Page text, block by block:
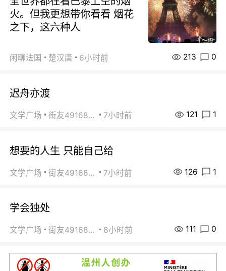
火。但我更想带你看看 烟花
之下，这六种人
闲聊法国 楚汉唐 6小时前 213 0
迟舟亦渡
文学广场 街友49168527 7小时前 121 1
想要的人生 只能自己给
文学广场 街友49168527 7小时前 126 1
学会独处
文学广场 街友49168527 8小时前 111 0